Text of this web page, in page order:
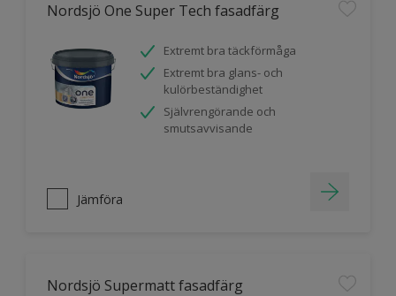
Nordsjö One Super Tech fasadfärg
Extremt bra täckförmåga
Extremt bra glans- och
kulörbeständighet
Självrengörande och
smutsavvisande
Jämföra
Nordsjö Supermatt fasadfärg